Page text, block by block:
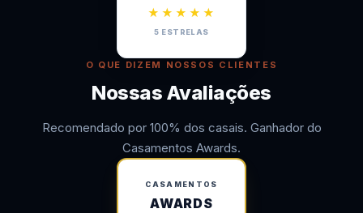
★★★★★
5 ESTRELAS
O QUE DIZEM NOSSOS CLIENTES
Nossas Avaliações
Recomendado por 100% dos casais. Ganhador do
Casamentos Awards.
CASAMENTOS
AWARDS